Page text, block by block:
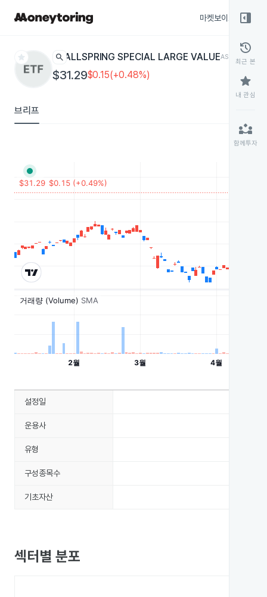
마켓보이스
star search ALLSPRING SPECIAL LARGE VALUEASLV ETF
$31.29$0.15(+0.48%)
브리프
right_panel_open
history
최근 본
star
내 관심
partner_exchange
함께투자